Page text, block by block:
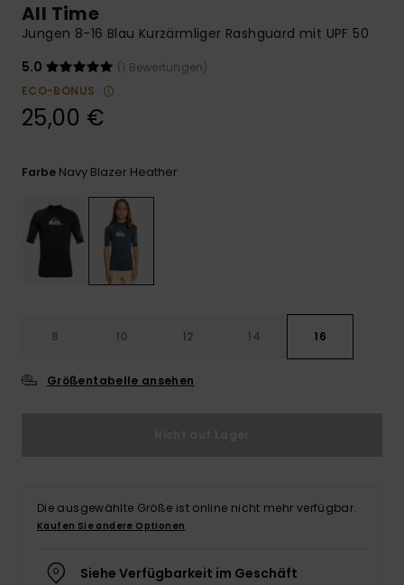
Finden Sie
Antworten auf
die häufigsten
Fragen sowie
All Time
Jungen 8-16 Blau Kurzärmliger Rashguard mit UPF 50
5.0
(1 Bewertungen)
ECO-BONUS
25,00 €
Farbe Navy Blazer Heather
8 10 12 14 16
Größentabelle ansehen
Die ausgewählte Größe ist online nicht mehr verfügbar.
Kaufen Sie andere Optionen
Siehe Verfügbarkeit im Geschäft